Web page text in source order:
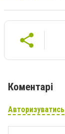
Коментарі
Авторизуватись